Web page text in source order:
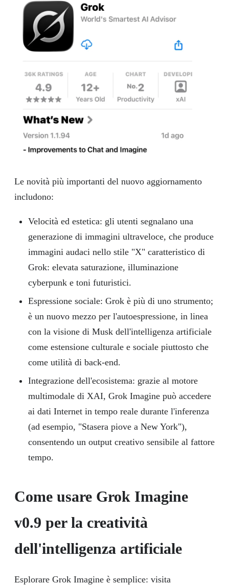
Le novità più importanti del nuovo aggiornamento
includono:
Velocità ed estetica: gli utenti segnalano una
generazione di immagini ultraveloce, che produce
immagini audaci nello stile "X" caratteristico di
Grok: elevata saturazione, illuminazione
cyberpunk e toni futuristici.
Espressione sociale: Grok è più di uno strumento;
è un nuovo mezzo per l'autoespressione, in linea
con la visione di Musk dell'intelligenza artificiale
come estensione culturale e sociale piuttosto che
come utilità di back-end.
Integrazione dell'ecosistema: grazie al motore
multimodale di XAI, Grok Imagine può accedere
ai dati Internet in tempo reale durante l'inferenza
(ad esempio, "Stasera piove a New York"),
consentendo un output creativo sensibile al fattore
tempo.
Come usare Grok Imagine
v0.9 per la creatività
dell'intelligenza artificiale
Esplorare Grok Imagine è semplice: visita